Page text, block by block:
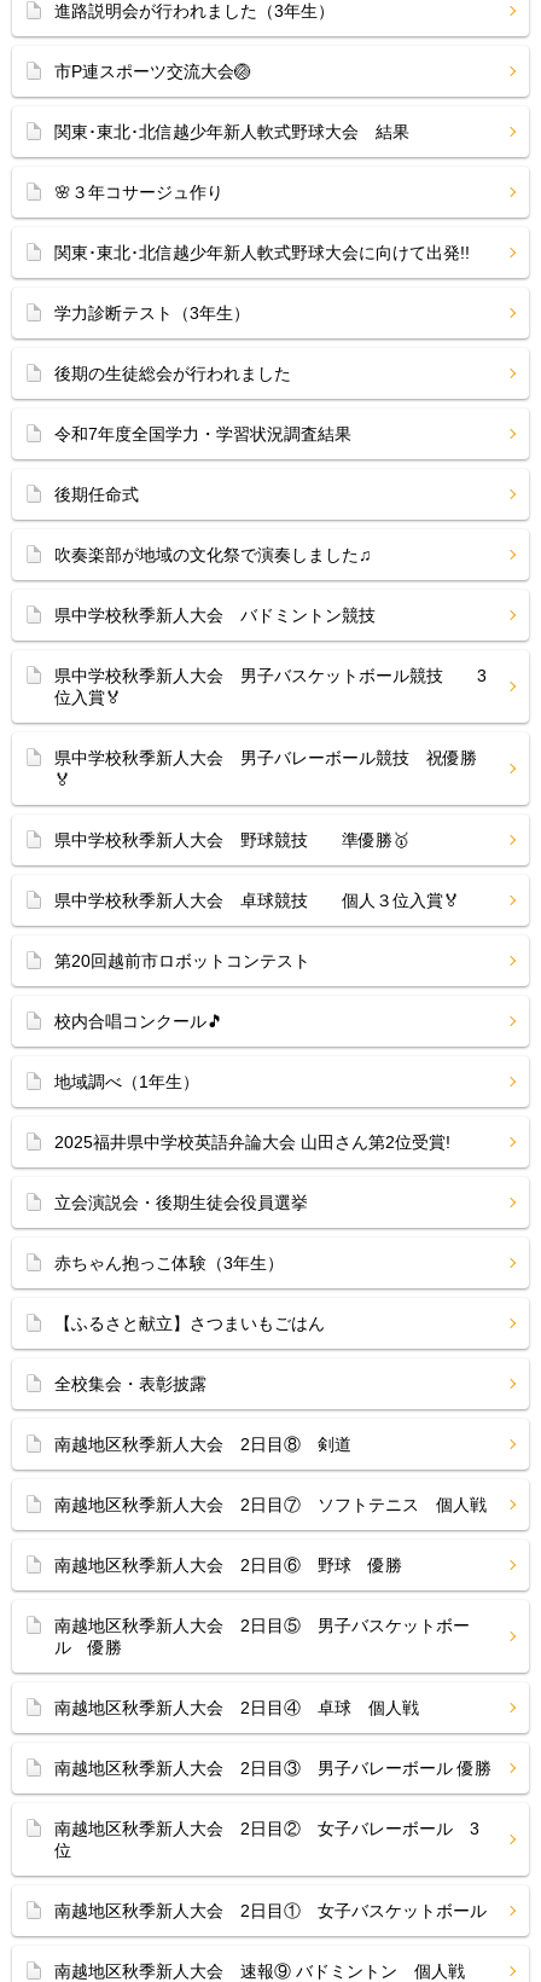
進路説明会が行われました（3年生）
市P連スポーツ交流大会🏐
関東･東北･北信越少年新人軟式野球大会 結果
🌸３年コサージュ作り
関東･東北･北信越少年新人軟式野球大会に向けて出発!!
学力診断テスト（3年生）
後期の生徒総会が行われました
令和7年度全国学力・学習状況調査結果
後期任命式
吹奏楽部が地域の文化祭で演奏しました♫
県中学校秋季新人大会 バドミントン競技
県中学校秋季新人大会 男子バスケットボール競技 3
位入賞🏅
県中学校秋季新人大会 男子バレーボール競技 祝優勝
🏅
県中学校秋季新人大会 野球競技 準優勝🥇
県中学校秋季新人大会 卓球競技 個人３位入賞🏅
第20回越前市ロボットコンテスト
校内合唱コンクール🎵
地域調べ（1年生）
2025福井県中学校英語弁論大会 山田さん第2位受賞!
立会演説会・後期生徒会役員選挙
赤ちゃん抱っこ体験（3年生）
【ふるさと献立】さつまいもごはん
全校集会・表彰披露
南越地区秋季新人大会 2日目⑧ 剣道
南越地区秋季新人大会 2日目⑦ ソフトテニス 個人戦
南越地区秋季新人大会 2日目⑥ 野球 優勝
南越地区秋季新人大会 2日目⑤ 男子バスケットボー
ル 優勝
南越地区秋季新人大会 2日目④ 卓球 個人戦
南越地区秋季新人大会 2日目③ 男子バレーボール 優勝
南越地区秋季新人大会 2日目② 女子バレーボール 3
位
南越地区秋季新人大会 2日目① 女子バスケットボール
南越地区秋季新人大会 速報⑨ バドミントン 個人戦